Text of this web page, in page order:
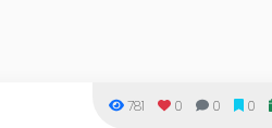
781 0 0 0